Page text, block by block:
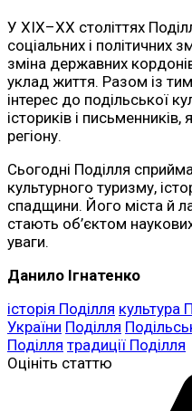
У XIX–XX століттях
соціальних і політичних
зміна державних
уклад життя. Разом із
інтерес до подільської
істориків і письменників,
регіону.
Сьогодні Поділля
культурного туризму,
спадщини. Його міста й
стають об’єктом
уваги.
Данило Ігнатенко
історія Поділля культура
України Поділля
Поділля традиції Поділля
Оцініть статтю